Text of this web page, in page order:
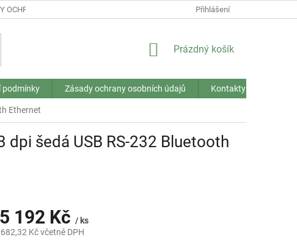
OCHRANY OSOBNÍCH ÚDAJŮ Přihlášení
NÁKUPNÍ
Prázdný košík
podmínky Zásady ochrany osobních údajů Kontakty
Ethernet
šedá USB RS-232 Bluetooth
192 Kč / ks
Kč včetně DPH